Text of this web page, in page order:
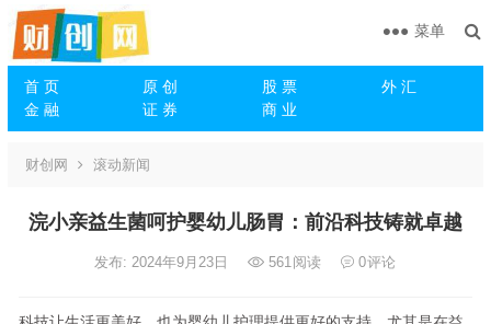
首 页 原 创 股 票
外 汇
金 融
证 券 商 业
菜单
财创网 滚动新闻
浣小亲益生菌呵护婴幼儿肠胃：前沿科技铸就卓越
发布: 2024年9月23日 561阅读 0评论